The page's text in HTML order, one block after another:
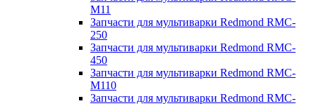
M11
Запчасти для мультиварки Redmond RMC-
250
Запчасти для мультиварки Redmond RMC-
450
Запчасти для мультиварки Redmond RMC-
M110
Запчасти для мультиварки Redmond RMC-